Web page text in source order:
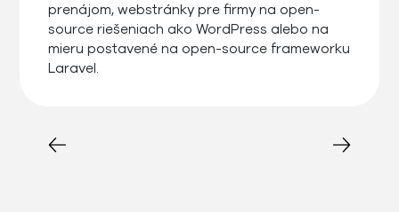
prenájom, webstránky pre firmy na open-
source riešeniach ako WordPress alebo na
mieru postavené na open-source frameworku
Laravel.